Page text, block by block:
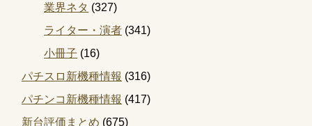
業界ネタ (327)
ライター・演者 (341)
小冊子 (16)
パチスロ新機種情報 (316)
パチンコ新機種情報 (417)
新台評価まとめ (675)